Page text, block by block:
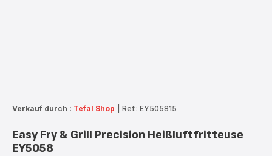
Verkauf durch : Tefal Shop Ref.: EY505815
Easy Fry & Grill Precision Heißluftfritteuse
EY5058